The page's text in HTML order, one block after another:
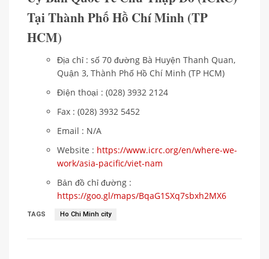
Tại Thành Phố Hồ Chí Minh (TP
HCM)
Địa chỉ : số 70 đường Bà Huyện Thanh Quan,
Quận 3, Thành Phố Hồ Chí Minh (TP HCM)
Điện thoại : (028) 3932 2124
Fax : (028) 3932 5452
Email : N/A
Website : https://www.icrc.org/en/where-we-
work/asia-pacific/viet-nam
Bản đồ chỉ đường :
https://goo.gl/maps/BqaG1SXq7sbxh2MX6
TAGS Ho Chi Minh city